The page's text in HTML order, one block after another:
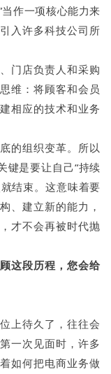
作一项核心能力来
入许多科技公司所
门店负责人和采购
维：将顾客和会员
相应的技术和业务
的组织变革。所以
键是要让自己“持续
结束。这意味着要
、建立新的能力，
才不会再被时代抛
这段历程，您会给
上待久了，往往会
一次见面时，许多
如何把电商业务做